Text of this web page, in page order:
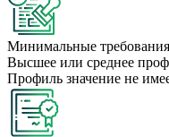
Минимальные требования
Высшее или среднее
Профиль значение не